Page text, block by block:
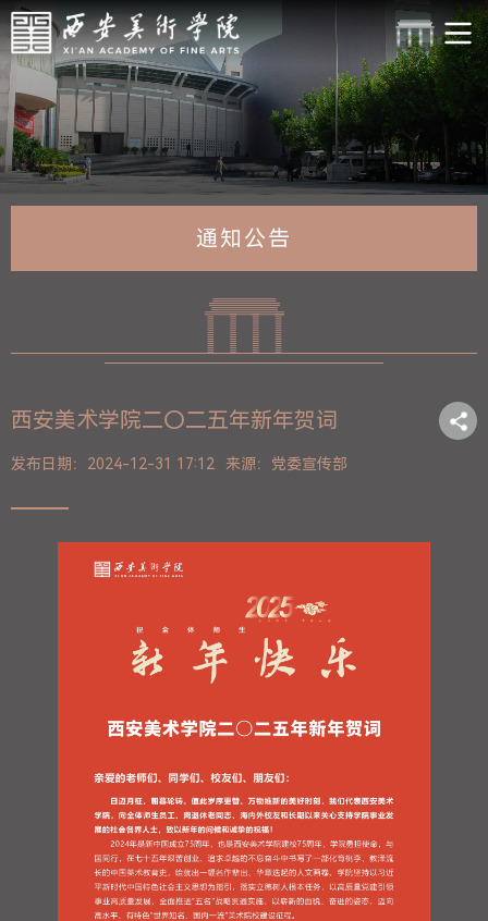
通知公告
西安美术学院二〇二五年新年贺词
发布日期：2024-12-31 17:12 来源：党委宣传部